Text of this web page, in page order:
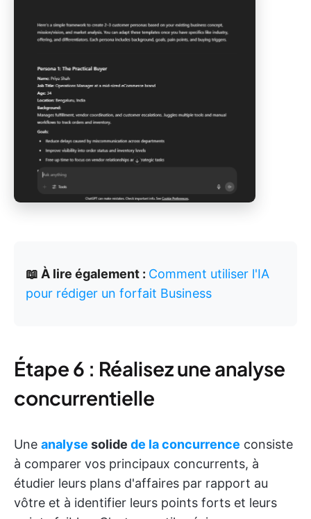
📖 À lire également : Comment utiliser l'IA
pour rédiger un forfait Business
Étape 6 : Réalisez une analyse
concurrentielle
Une analyse solide de la concurrence consiste
à comparer vos principaux concurrents, à
étudier leurs plans d'affaires par rapport au
vôtre et à identifier leurs points forts et leurs